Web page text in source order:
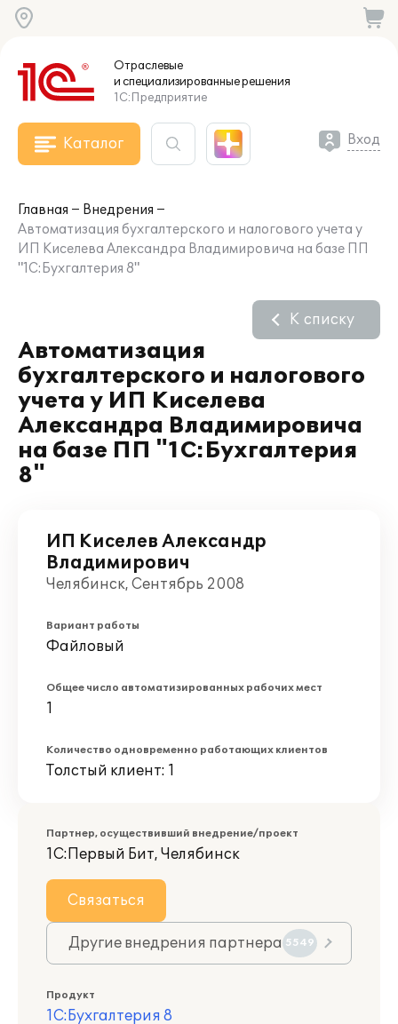
Отраслевые
и специализированныерешения
1С:Предприятие
Каталог Вход
Главная
Внедрения
Автоматизация бухгалтерского и налогового учета у
ИП Киселева Александра Владимировича на базе ПП
"1С:Бухгалтерия 8"
Автоматизация
бухгалтерского и налогового
учета у ИП Киселева
Александра Владимировича
на базе ПП "1С:Бухгалтерия
8"
К списку
ИП Киселев Александр
Владимирович
Челябинск, Сентябрь 2008
Вариант работы
Файловый
Общее число автоматизированных рабочих мест
1
Количество одновременно работающих клиентов
Толстый клиент: 1
Партнер, осуществивший внедрение/проект
1С:Первый Бит, Челябинск
Связаться
Другие внедрения партнера 5549
Продукт
1С:Бухгалтерия 8